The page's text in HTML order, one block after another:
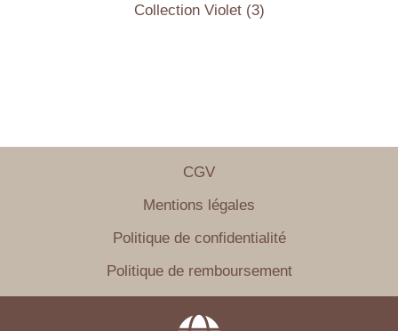
Collection Violet (3)
CGV
Mentions légales
Politique de confidentialité
Politique de remboursement